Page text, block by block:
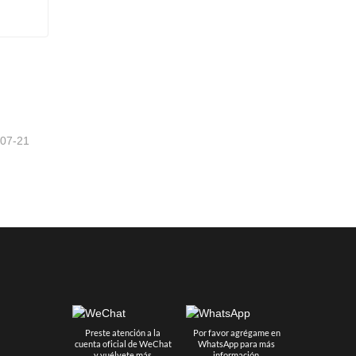
21
Preste atención a la
cuenta oficial de WeChat
Por favor agrégame en
WhatsApp para más